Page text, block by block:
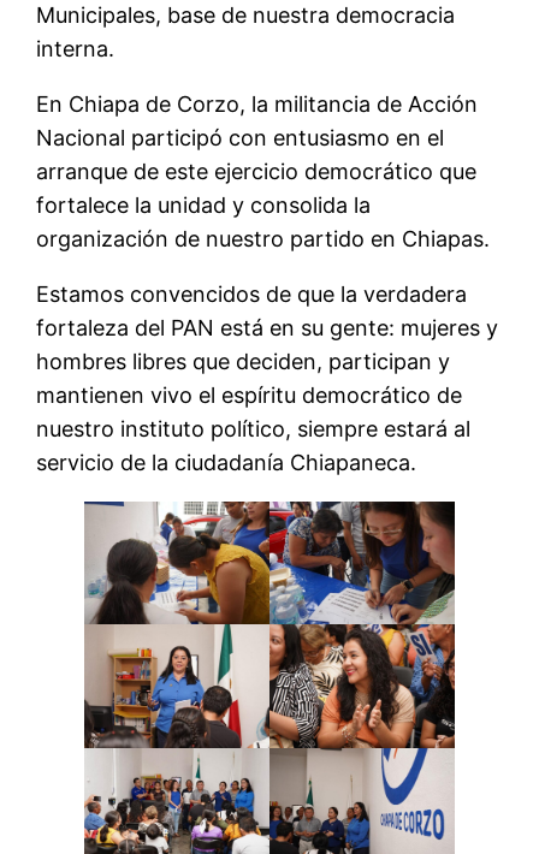
Municipales, base de nuestra democracia
interna.
En Chiapa de Corzo, la militancia de Acción
Nacional participó con entusiasmo en el
arranque de este ejercicio democrático que
fortalece la unidad y consolida la
organización de nuestro partido en Chiapas.
Estamos convencidos de que la verdadera
fortaleza del PAN está en su gente: mujeres y
hombres libres que deciden, participan y
mantienen vivo el espíritu democrático de
nuestro instituto político, siempre estará al
servicio de la ciudadanía Chiapaneca.